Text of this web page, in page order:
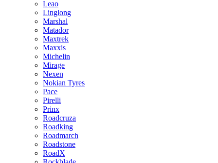
Leao
Linglong
Marshal
Matador
Maxtrek
Maxxis
Michelin
Mirage
Nexen
Nokian Tyres
Pace
Pirelli
Prinx
Roadcruza
Roadking
Roadmarch
Roadstone
RoadX